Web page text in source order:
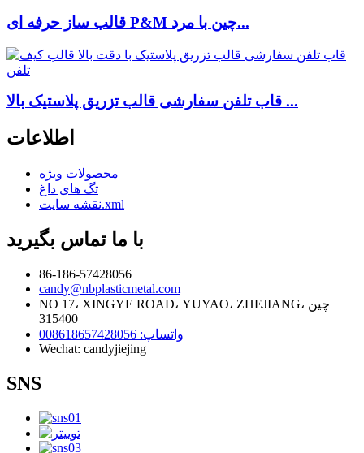
قالب ساز حرفه ای P&M چین با مرد...
قاب تلفن سفارشی قالب تزریق پلاستیک بالا ...
اطلاعات
محصولات ویژه
تگ های داغ
نقشه سایت.xml
با ما تماس بگیرید
86-186-57428056
candy@nbplasticmetal.com
NO 17، XINGYE ROAD، YUYAO، ZHEJIANG، چین
315400
واتساپ: 008618657428056
Wechat: candyjiejing
SNS